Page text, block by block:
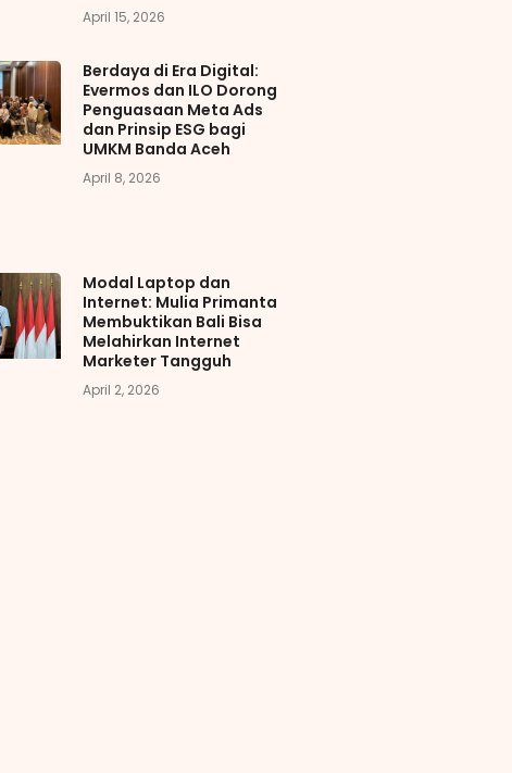
April 15, 2026
Berdaya di Era Digital:
Evermos dan ILO Dorong
Penguasaan Meta Ads
dan Prinsip ESG bagi
UMKM Banda Aceh
April 8, 2026
Modal Laptop dan
Internet: Mulia Primanta
Membuktikan Bali Bisa
Melahirkan Internet
Marketer Tangguh
April 2, 2026